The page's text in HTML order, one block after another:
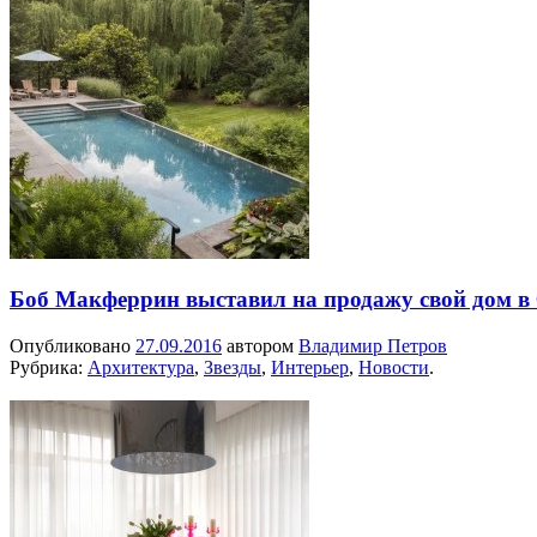
Боб Макферрин выставил на продажу свой дом
Опубликовано 27.09.2016 автором Владимир Петров
Рубрика: Архитектура, Звезды, Интерьер, Новости.